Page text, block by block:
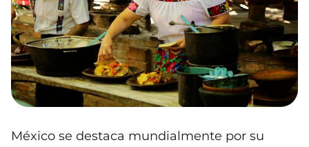
México se destaca mundialmente por su